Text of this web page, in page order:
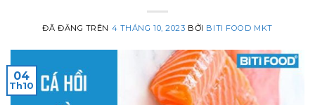
ĐÃ ĐĂNG TRÊN 4 THÁNG 10, 2023 BỞI BITI FOOD MKT
04
Th10